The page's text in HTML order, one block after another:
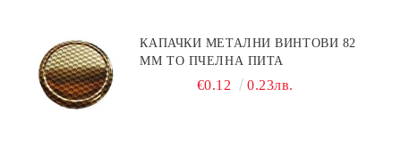
КАПАЧКИ МЕТАЛНИ ВИНТОВИ 82
ММ ТО ПЧЕЛНА ПИТА
€0.12 0.23лв.